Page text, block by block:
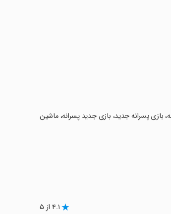
بازی پسرانه جدید، بازی جدید پسرانه، ماشین
۴.۱ از ۵